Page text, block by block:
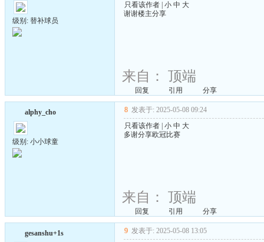
级别: 替补球员
只看该作者 小 中 大
谢谢楼主分享
来自： 顶端
回复 引用 分享
alphy_cho
级别: 小小球童
8 发表于: 2025-05-08 09:24
只看该作者 小 中 大
多谢分享欧冠比赛
来自： 顶端
回复 引用 分享
gesanshu+1s 9 发表于: 2025-05-08 13:05